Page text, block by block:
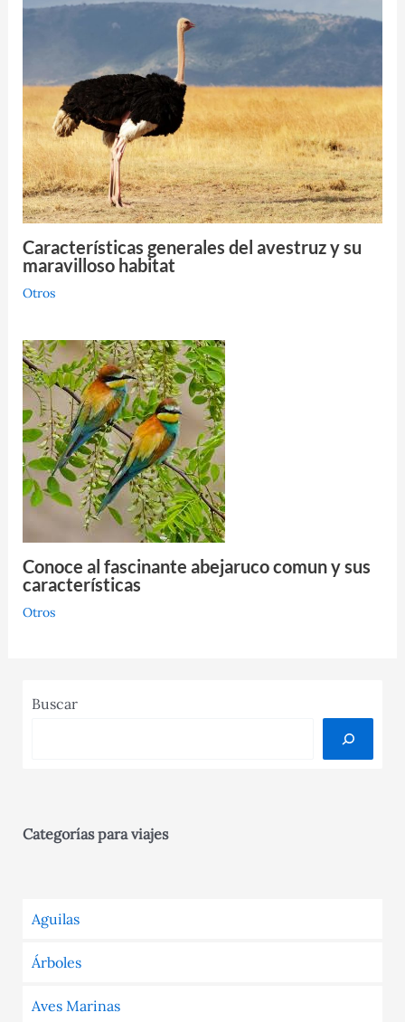
Características generales del avestruz y su
maravilloso habitat
Otros
Conoce al fascinante abejaruco comun y sus
características
Otros
Buscar
Categorías para viajes
Aguilas
Árboles
Aves Marinas